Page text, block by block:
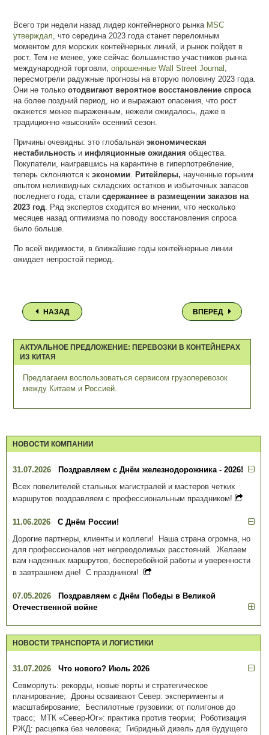
Всего три недели назад лидер контейнерного рынка MSC
утверждал, что середина 2023 года станет переломным
моментом для морских контейнерных линий, и рынок пойдет в
рост. Тем не менее, уже сейчас большинство участников рынка
международной торговли, опрошенные Wall Street Journal ,
пересмотрели радужные прогнозы на вторую половину 2023 года.
Они не только отодвигают вероятное восстановление спроса
на более поздний период, но и выражают опасения, что рост
окажется менее выраженным, нежели ожидалось, даже в
традиционно «высокий» осенний сезон.
Причины очевидны: это глобальная экономическая
нестабильность и инфляционные ожидания общества.
Покупатели, наигравшись на карантине в гиперпотребление,
теперь склоняются к экономии. Ритейлеры, наученные горьким
опытом неликвидных складских остатков и избыточных запасов
последнего года, стали сдержаннее в размещении заказов на
2023 год. Ряд экспертов сходится во мнении, что несколько
месяцев назад оптимизма по поводу восстановления спроса
было больше.
По всей видимости, в ближайшие годы контейнерные линии
ожидает непростой период.
НАЗАД ВПЕРЕД
АКТУАЛЬНОЕ ПРЕДЛОЖЕНИЕ: ПЕРЕВОЗКИ В КОНТЕЙНЕРАХ
ИЗ КИТАЯ
Предлагаем воспользоваться сервисом грузоперевозок
между Китаем и Россией.
НОВОСТИ КОМПАНИИ
31.07.2026
Поздравляем с Днём железнодорожника - 2026!
Всех повелителей стальных магистралей и мастеров четких
маршрутов поздравляем с профессиональным праздником!
11.06.2026
С Днём России!
Дорогие партнеры, клиенты и коллеги! Наша страна огромна, но
для профессионалов нет непреодолимых расстояний. Желаем
вам надежных маршрутов, бесперебойной работы и уверенности
в завтрашнем дне! С праздником!
07.05.2026
Поздравляем с Днём Победы в Великой
Отечественной войне
НОВОСТИ ТРАНСПОРТА И ЛОГИСТИКИ
31.07.2026
Что нового? Июль 2026
Севморпуть: рекорды, новые порты и стратегическое
планирование; Дроны осваивают Север: эксперименты и
масштабирование; Беспилотные грузовики: от полигонов до
трасс; МТК «Север-Юг»: практика против теории; Роботизация
РЖД: расцепка без человека; Гибридный дизель для будущего